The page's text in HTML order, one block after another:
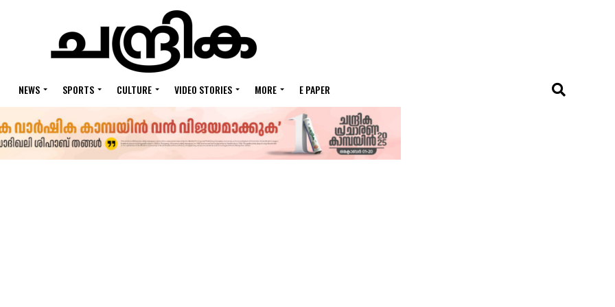
NEWS SPORTS CULTURE VIDEO STORIES MORE E PAPER